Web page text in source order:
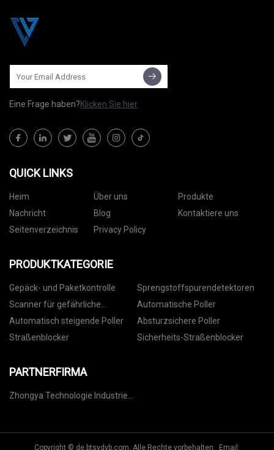
Eine Frage haben?Klicken Sie hier
QUICK LINKS
Heim Über uns
Produkte
Nachricht
Blog
Kontaktiere uns
Seitenverzeichnis
Privacy Policy
PRODUKTKATEGORIE
Gepäck- und Paketkontrolle
Sprengstoffspurendetektoren
Scanner für gefährliche
Flüssigkeiten
Automatische Poller
Automatisch steigende Poller
Absturzsichere Poller
Straßenblocker
Sicherheits-Straßenblocker
PARTNERFIRMA
Zhongya Technologie Industrie
Copyright © de.btsydyb.com, Alle Rechte vorbehalten. Email: